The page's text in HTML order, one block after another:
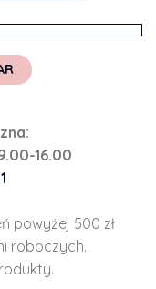
16.00
powyżej 500 zł
roboczych.